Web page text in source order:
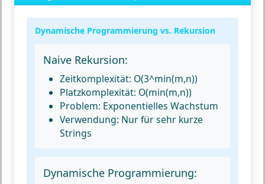
Dynamische Programmierung vs. Rekursion
Naive Rekursion:
Zeitkomplexität: O(3^min(m,n))
Platzkomplexität: O(min(m,n))
Problem: Exponentielles Wachstum
Verwendung: Nur für sehr kurze
Strings
Dynamische Programmierung: